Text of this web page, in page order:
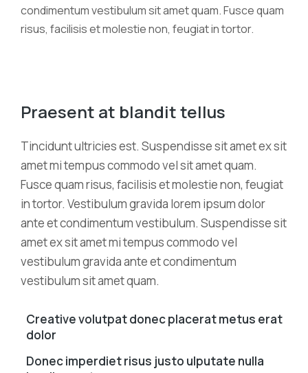
condimentum vestibulum sit amet quam. Fusce quam
risus, facilisis et molestie non, feugiat in tortor.
Praesent at blandit tellus
Tincidunt ultricies est. Suspendisse sit amet ex sit
amet mi tempus commodo vel sit amet quam.
Fusce quam risus, facilisis et molestie non, feugiat
in tortor. Vestibulum gravida lorem ipsum dolor
ante et condimentum vestibulum. Suspendisse sit
amet ex sit amet mi tempus commodo vel
vestibulum gravida ante et condimentum
vestibulum sit amet quam.
Creative volutpat donec placerat metus erat
dolor
Donec imperdiet risus justo ulputate nulla